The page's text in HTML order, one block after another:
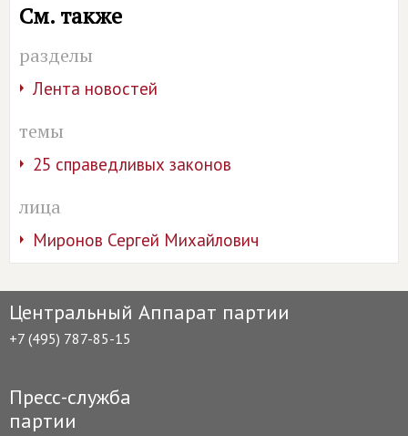
См. также
разделы
Лента новостей
темы
25 справедливых законов
лица
Миронов Сергей Михайлович
Центральный Аппарат партии
+7 (495) 787-85-15
Пресс-служба
партии